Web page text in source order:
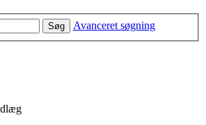
Søg
Avanceret søgning